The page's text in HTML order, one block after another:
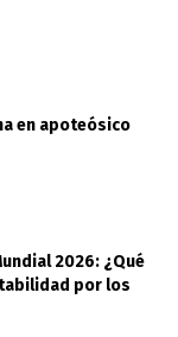
en apoteósico
2026: ¿Qué
por los